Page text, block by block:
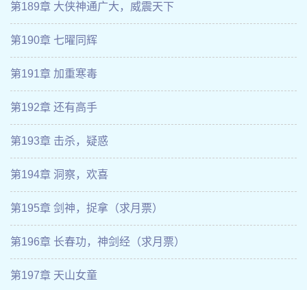
第189章 大侠神通广大，威震天下
第190章 七曜同辉
第191章 加重寒毒
第192章 还有高手
第193章 击杀，疑惑
第194章 洞察，欢喜
第195章 剑神，捉拿（求月票）
第196章 长春功，神剑经（求月票）
第197章 天山女童